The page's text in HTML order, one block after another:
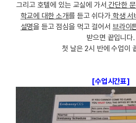
그리고 호텔에 있는 교실에 가서 간단한
학교에 대한 소개를 듣고 쉬다가 학생 서
설명을 듣고 점심을 먹고 걸어서 브라이
받으면 끝입니다.
첫 날은 2시 반에 수업이
[수업시간표]